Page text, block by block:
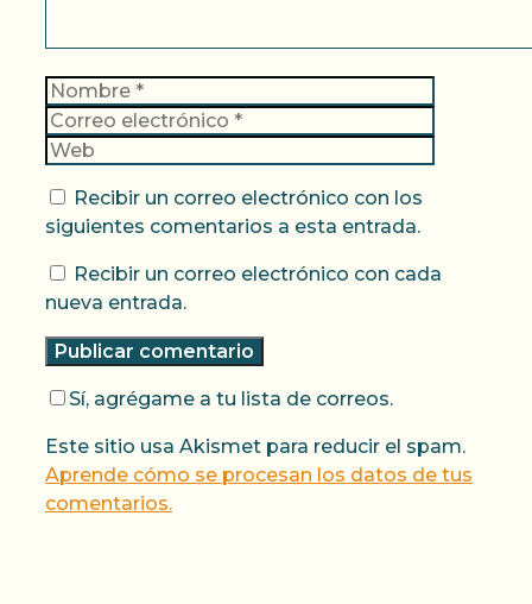
Nombre
Recibir un correo electrónico con los
siguientes comentarios a esta entrada.
Recibir un correo electrónico con cada
nueva entrada.
Sí, agrégame a tu lista de correos.
Este sitio usa Akismet para reducir el spam.
Aprende cómo se procesan los datos de tus
comentarios.